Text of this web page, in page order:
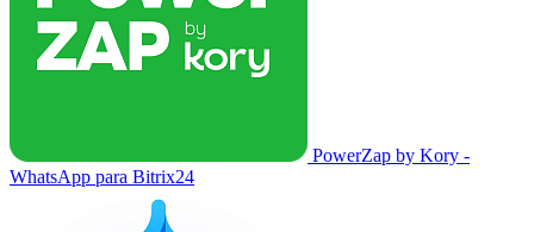
PowerZap by Kory -
WhatsApp para Bitrix24